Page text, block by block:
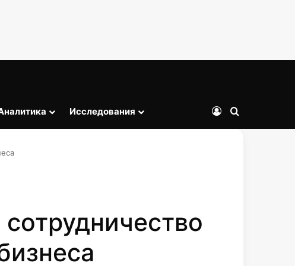
Исследования ВойтиИскать